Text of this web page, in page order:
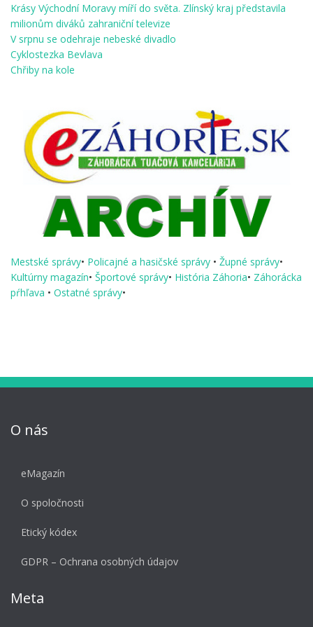
Krásy Východní Moravy míří do světa. Zlínský kraj představila
milionům diváků zahraniční televize
V srpnu se odehraje nebeské divadlo
Cyklostezka Bevlava
Chřiby na kole
Mestské správy• Policajné a hasičské správy • Župné správy•
Kultúrny magazín• Športové správy• História Záhoria• Záhorácka
pŕhľava • Ostatné správy•
O nás
eMagazín
O spoločnosti
Etický kódex
GDPR – Ochrana osobných údajov
Meta